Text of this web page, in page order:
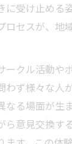
に受け止める
ロセスが、地
ークル活動や
わず様々な人
なる場面が生
ら意見交換す